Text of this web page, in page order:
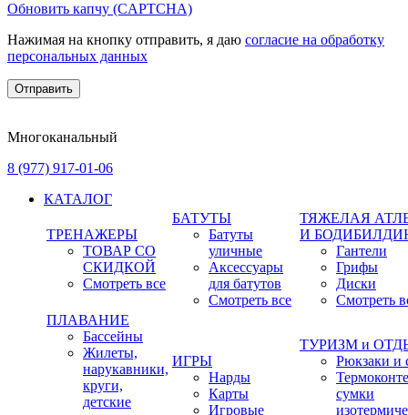
Обновить капчу (CAPTCHA)
Нажимая на кнопку отправить, я даю согласие на обработку
персональных данных
Многоканальный
8 (977) 917-01-06
КАТАЛОГ
ТРЕНАЖЕРЫ
ТОВАР СО
СКИДКОЙ
Смотреть все
БАТУТЫ
Батуты
уличные
Аксессуары
для батутов
Смотреть все
ТЯЖЕЛАЯ
И
Гантели
Грифы
Диски
Смотреть
ПЛАВАНИЕ
Бассейны
Жилеты,
нарукавники,
круги,
детские
ИГРЫ
Нарды
Карты
Игровые
ТУРИЗМ и
Рюкзаки и
сумки